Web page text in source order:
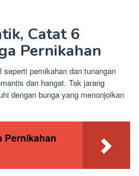
Catat 6
Pernikahan
pernikahan dan tunangan
dan hangat. Tak jarang
dengan bunga yang menonjolkan
Pernikahan